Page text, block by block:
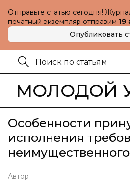
Отправьте статью сегодня!
печатный экземпляр отправим 19
Опубликовать
МОЛОДОЙ
Особенности
исполнения
неимущественного
Автор